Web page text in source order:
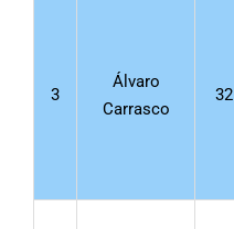
3
Álvaro
Carrasco
32